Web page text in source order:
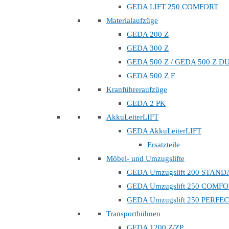
GEDA LIFT 250 COMFORT
Materialaufzüge
GEDA 200 Z
GEDA 300 Z
GEDA 500 Z / GEDA 500 Z
GEDA 500 Z F
Kranführeraufzüge
GEDA 2 PK
AkkuLeiterLIFT
GEDA AkkuLeiterLIFT
Ersatzteile
Möbel- und Umzugslifte
GEDA Umzugslift 200
GEDA Umzugslift 250
GEDA Umzugslift 250
Transportbühnen